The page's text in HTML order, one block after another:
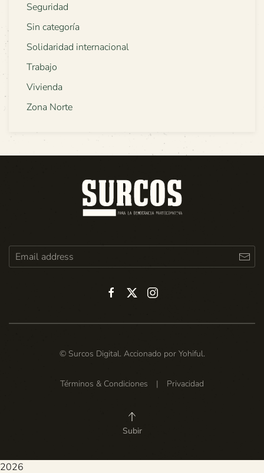
Seguridad
Sin categoría
Solidaridad internacional
Trabajo
Vivienda
Zona Norte
© Surcos Digital. Accionado por Yohiful.
Términos & Condiciones | Privacidad
Subir
2026